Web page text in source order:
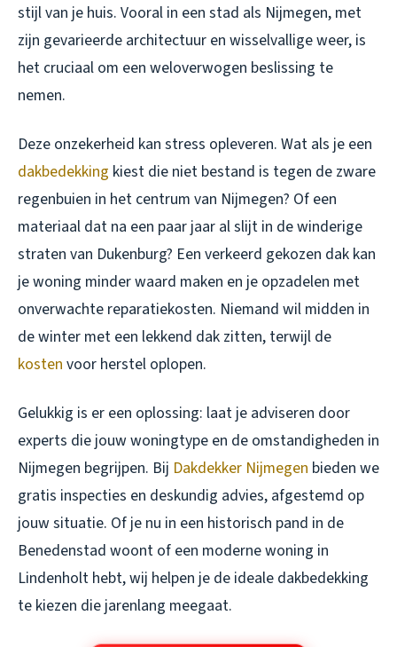
stijl van je huis. Vooral in een stad als Nijmegen, met
zijn gevarieerde architectuur en wisselvallige weer, is
het cruciaal om een weloverwogen beslissing te
nemen.
Deze onzekerheid kan stress opleveren. Wat als je een
dakbedekking kiest die niet bestand is tegen de zware
regenbuien in het centrum van Nijmegen? Of een
materiaal dat na een paar jaar al slijt in de winderige
straten van Dukenburg? Een verkeerd gekozen dak kan
je woning minder waard maken en je opzadelen met
onverwachte reparatiekosten. Niemand wil midden in
de winter met een lekkend dak zitten, terwijl de
kosten voor herstel oplopen.
Gelukkig is er een oplossing: laat je adviseren door
experts die jouw woningtype en de omstandigheden in
Nijmegen begrijpen. Bij Dakdekker Nijmegen bieden we
gratis inspecties en deskundig advies, afgestemd op
jouw situatie. Of je nu in een historisch pand in de
Benedenstad woont of een moderne woning in
Lindenholt hebt, wij helpen je de ideale dakbedekking
te kiezen die jarenlang meegaat.